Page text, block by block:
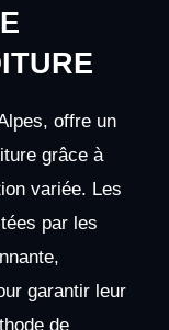
offre un
grâce à
variée. Les
par les
garantir leur
de